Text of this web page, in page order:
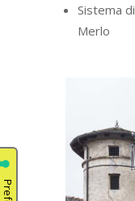
Sistema
Merlo